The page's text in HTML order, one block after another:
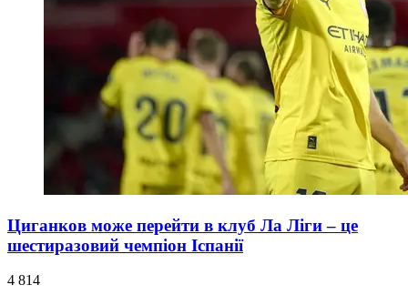
Циганков може перейти в клуб Ла Ліги – це
шестиразовий чемпіон Іспанії
4 814